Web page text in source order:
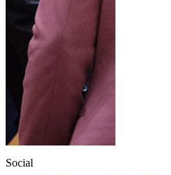
Social